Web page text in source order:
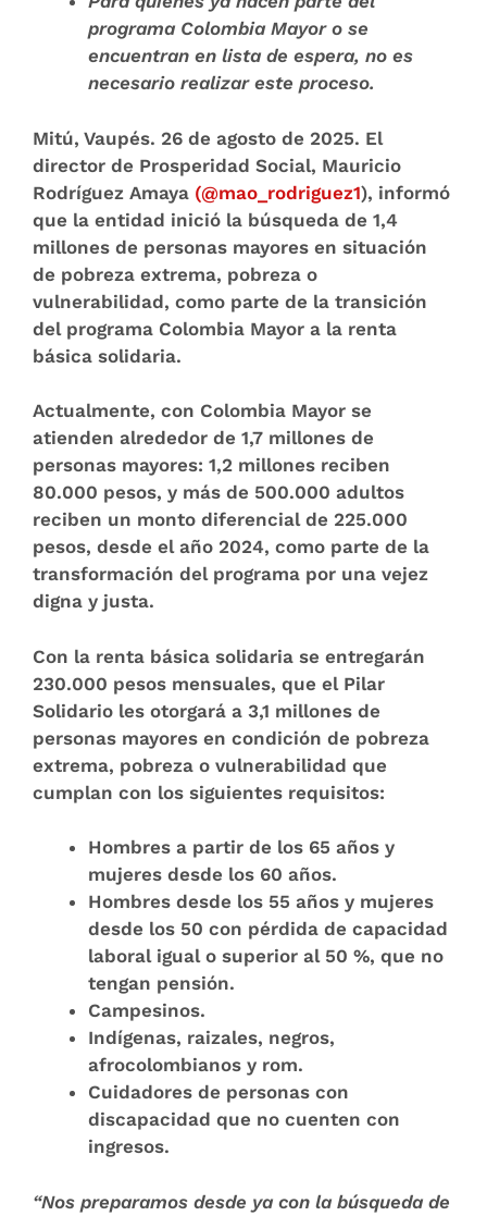
programa Colombia Mayor o se
encuentran en lista de espera, no es
necesario realizar este proceso.
Mitú, Vaupés. 26 de agosto de 2025. El
director de Prosperidad Social, Mauricio
Rodríguez Amaya (@mao_rodriguez1), informó
que la entidad inició la búsqueda de 1,4
millones de personas mayores en situación
de pobreza extrema, pobreza o
vulnerabilidad, como parte de la transición
del programa Colombia Mayor a la renta
básica solidaria.
Actualmente, con Colombia Mayor se
atienden alrededor de 1,7 millones de
personas mayores: 1,2 millones reciben
80.000 pesos, y más de 500.000 adultos
reciben un monto diferencial de 225.000
pesos, desde el año 2024, como parte de la
transformación del programa por una vejez
digna y justa.
Con la renta básica solidaria se entregarán
230.000 pesos mensuales, que el Pilar
Solidario les otorgará a 3,1 millones de
personas mayores en condición de pobreza
extrema, pobreza o vulnerabilidad que
cumplan con los siguientes requisitos:
Hombres a partir de los 65 años y
mujeres desde los 60 años.
Hombres desde los 55 años y mujeres
desde los 50 con pérdida de capacidad
laboral igual o superior al 50 %, que no
tengan pensión.
Campesinos.
Indígenas, raizales, negros,
afrocolombianos y rom.
Cuidadores de personas con
discapacidad que no cuenten con
ingresos.
“Nos preparamos desde ya con la búsqueda de